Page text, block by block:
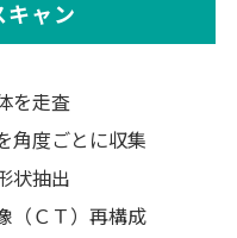
ャン
を走査
角度ごとに収集
状抽出
（ＣＴ）再構成